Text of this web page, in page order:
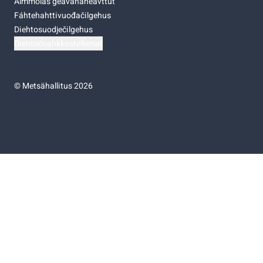
Fáhtehahttivuođačilgehus
Diehtosuodječilgehus
©Metsähallitus 2026